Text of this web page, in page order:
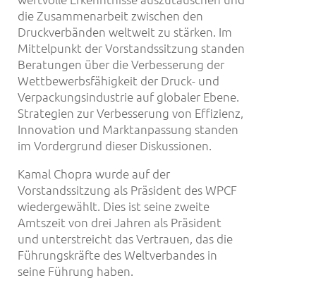
die Zusammenarbeit zwischen den
Druckverbänden weltweit zu stärken. Im
Mittelpunkt der Vorstandssitzung standen
Beratungen über die Verbesserung der
Wettbewerbsfähigkeit der Druck- und
Verpackungsindustrie auf globaler Ebene.
Strategien zur Verbesserung von Effizienz,
Innovation und Marktanpassung standen
im Vordergrund dieser Diskussionen.
Kamal Chopra wurde auf der
Vorstandssitzung als Präsident des WPCF
wiedergewählt. Dies ist seine zweite
Amtszeit von drei Jahren als Präsident
und unterstreicht das Vertrauen, das die
Führungskräfte des Weltverbandes in
seine Führung haben.